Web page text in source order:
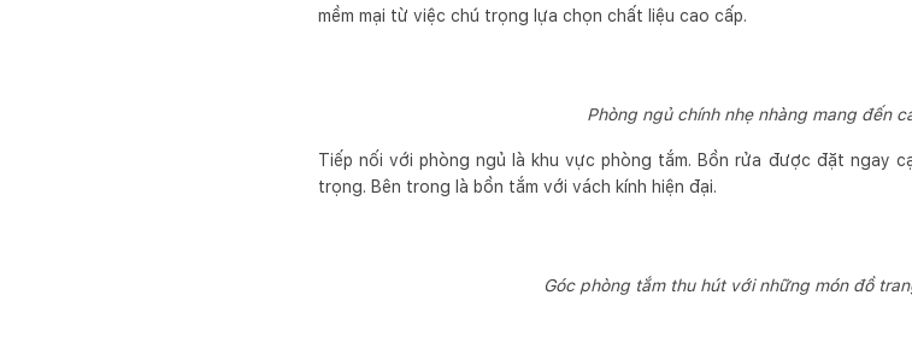
mềm mại từ việc chú trọng lựa chọn chất liệu cao cấp.
Phòng ngủ chính nhẹ nhàng mang đến
Tiếp nối với phòng ngủ là khu vực phòng tắm. Bồn rửa được đặt ngay
trọng. Bên trong là bồn tắm với vách kính hiện đại.
Góc phòng tắm thu hút với những món đồ